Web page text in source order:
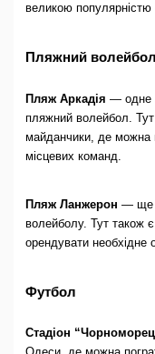
великою популярністю
Пляжний волейбол
Пляж Аркадія — одне
пляжний волейбол. Тут
майданчики, де можна
місцевих команд.
Пляж Ланжерон — ще
волейболу. Тут також
орендувати необхідне
Футбол
Стадіон